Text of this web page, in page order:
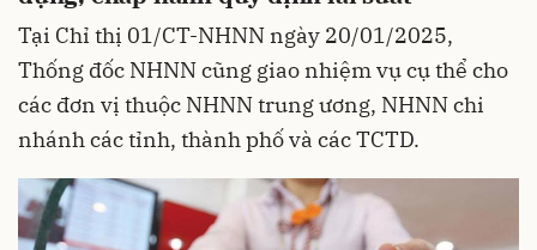
Tại Chỉ thị 01/CT-NHNN ngày 20/01/2025,
Thống đốc NHNN cũng giao nhiệm vụ cụ thể cho
các đơn vị thuộc NHNN trung ương, NHNN chi
nhánh các tỉnh, thành phố và các TCTD.